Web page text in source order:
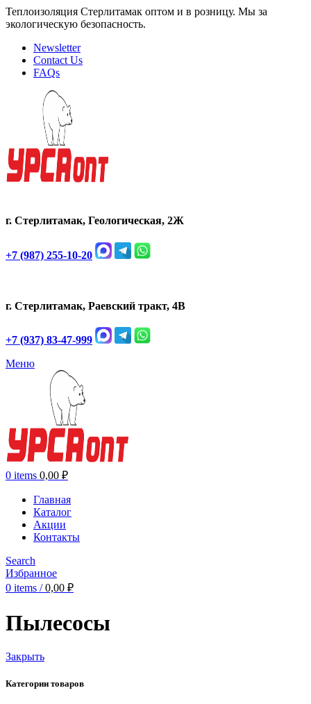
Теплоизоляция Стерлитамак оптом и в розницу. Мы за
экологическую безопасность.
Newsletter
Contact Us
FAQs
г. Стерлитамак, Геологическая, 2Ж
+7 (987) 255-10-20
г. Стерлитамак, Раевский тракт, 4В
+7 (937) 83-47-999
Меню
0 items 0,00 ₽
Главная
Каталог
Акции
Контакты
Search
Избранное
0 items / 0,00 ₽
Пылесосы
Закрыть
Категории товаров